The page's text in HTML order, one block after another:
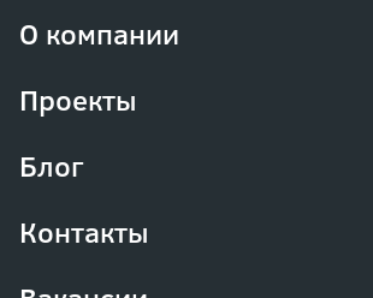
О компании
Проекты
Блог
Контакты